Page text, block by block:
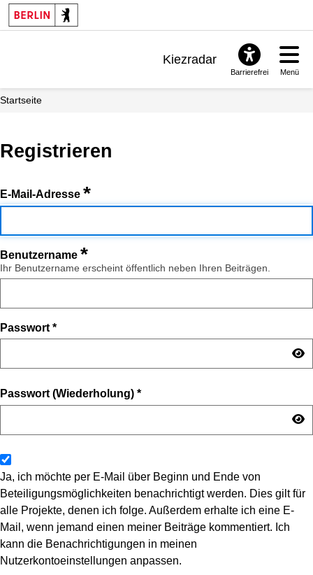
Kiezradar
Barrierefrei Menü
Startseite
Registrieren
E-Mail-Adresse *
Benutzername *
Ihr Benutzername erscheint öffentlich neben Ihren Beiträgen.
Passwort *
Passwort (Wiederholung) *
Ja, ich möchte per E-Mail über Beginn und Ende von
Beteiligungsmöglichkeiten benachrichtigt werden. Dies gilt für
alle Projekte, denen ich folge. Außerdem erhalte ich eine E-
Mail, wenn jemand einen meiner Beiträge kommentiert. Ich
kann die Benachrichtigungen in meinen
Nutzerkontoeinstellungen anpassen.